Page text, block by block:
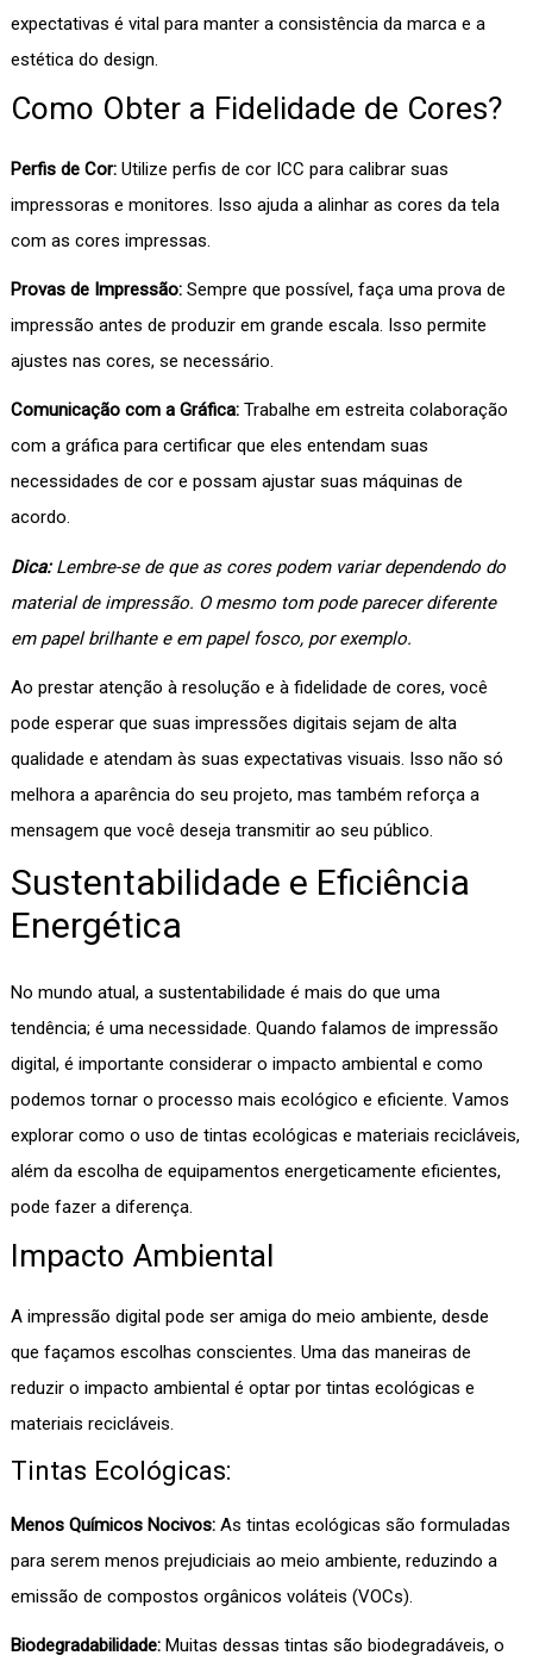
expectativas é vital para manter a consistência da marca e a
estética do design.
Como Obter a Fidelidade de Cores?
Perfis de Cor:Utilize perfis de cor ICC para calibrar suas
impressoras e monitores. Isso ajuda a alinhar as cores da tela
com as cores impressas.
Provas de Impressão:Sempre que possível, faça uma prova de
impressão antes de produzir em grande escala. Isso permite
ajustes nas cores, se necessário.
Comunicação com a Gráfica:Trabalhe em estreita colaboração
com a gráfica para certificar que eles entendam suas
necessidades de cor e possam ajustar suas máquinas de
acordo.
Dica:Lembre-se de que as cores podem variar dependendo do
material de impressão. O mesmo tom pode parecer diferente
em papel brilhante e em papel fosco, por exemplo.
Ao prestar atenção à resolução e à fidelidade de cores, você
pode esperar que suas impressões digitais sejam de alta
qualidade e atendam às suas expectativas visuais. Isso não só
melhora a aparência do seu projeto, mas também reforça a
mensagem que você deseja transmitir ao seu público.
Sustentabilidade e Eficiência
Energética
No mundo atual, a sustentabilidade é mais do que uma
tendência; é uma necessidade. Quando falamos de impressão
digital, é importante considerar o impacto ambiental e como
podemos tornar o processo mais ecológico e eficiente. Vamos
explorar como o uso de tintas ecológicas e materiais recicláveis,
além da escolha de equipamentos energeticamente eficientes,
pode fazer a diferença.
Impacto Ambiental
A impressão digital pode ser amiga do meio ambiente, desde
que façamos escolhas conscientes. Uma das maneiras de
reduzir o impacto ambiental é optar por tintas ecológicas e
materiais recicláveis.
Tintas Ecológicas:
Menos Químicos Nocivos: As tintas ecológicas são formuladas
para serem menos prejudiciais ao meio ambiente, reduzindo a
emissão de compostos orgânicos voláteis (VOCs).
Biodegradabilidade: Muitas dessas tintas são biodegradáveis, o